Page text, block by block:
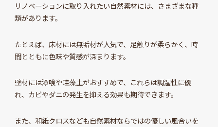
リノベーションに取り入れたい自然素材には、さまざまな種
類があります。
たとえば、床材には無垢材が人気で、足触りが柔らかく、時
間とともに色味や質感が深まります。
壁材には漆喰や珪藻土がおすすめで、これらは調湿性に優
れ、カビやダニの発生を抑える効果も期待できます。
また、和紙クロスなども自然素材ならではの優しい風合いを